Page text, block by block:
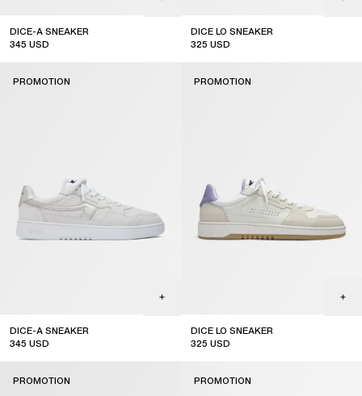
DICE-A SNEAKER
345 USD
DICE LO SNEAKER
325 USD
DICE-A SNEAKER
345 USD
PROMOTION
DICE LO SNEAKER
325 USD
PROMOTION
PROMOTION PROMOTION